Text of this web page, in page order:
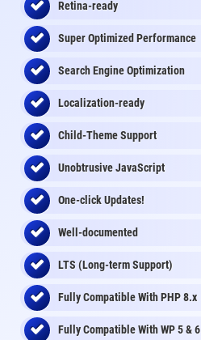
Retina-ready
Super Optimized Performance
Search Engine Optimization
Localization-ready
Child-Theme Support
Unobtrusive JavaScript
One-click Updates!
Well-documented
LTS (Long-term Support)
Fully Compatible With PHP 8.x
Fully Compatible With WP 5 & 6